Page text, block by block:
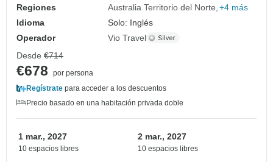
Regiones
Australia Territorio del Norte +4 más
Idioma
Solo: Inglés
Operador
Vio Travel
Desde €714
€678
por persona
Regístrate para acceder a los descuentos
Precio basado en una habitación privada doble
1 mar., 2027
10 espacios libres
2 mar., 2027
10 espacios libres